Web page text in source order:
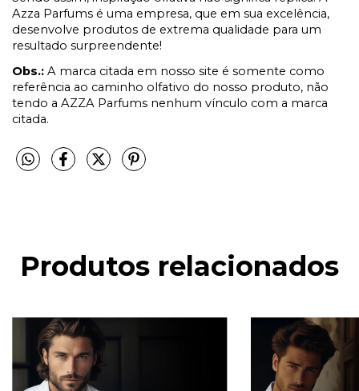
Azza Parfums é uma empresa, que em sua excelência,
desenvolve produtos de extrema qualidade para um
resultado surpreendente!
Obs.: A marca citada em nosso site é somente como
referência ao caminho olfativo do nosso produto, não
tendo a AZZA Parfums nenhum vínculo com a marca
citada.
Produtos relacionados